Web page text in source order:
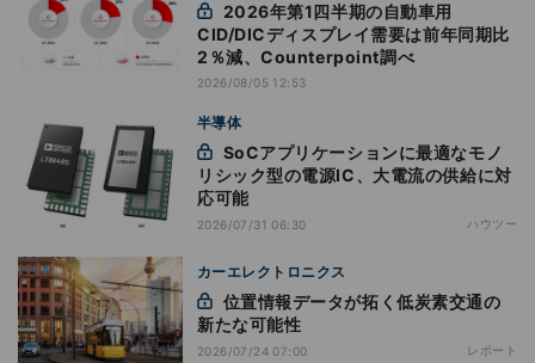
CID/DICディスプレイ需要は前年同期比
2％減、Counterpoint調べ
2026/08/05 12:53
半導体
リシック型の電源IC、大電流の供給に対
応可能
2026/07/31 06:30 ハウツー
カーエレクトロニクス
新たな可能性
2026/07/24 07:00 レポート